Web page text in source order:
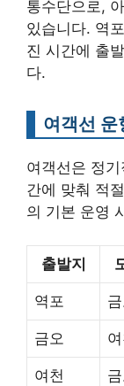
통수단으로,
있습니다. 역
진 시간에 출
다.
여객선 운
여객선은 정
간에 맞춰 적
의 기본 운영
출발지
역포
금오
여천